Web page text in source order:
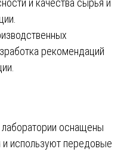
и качества сырья и
рекомендаций
оснащены
используют передовые